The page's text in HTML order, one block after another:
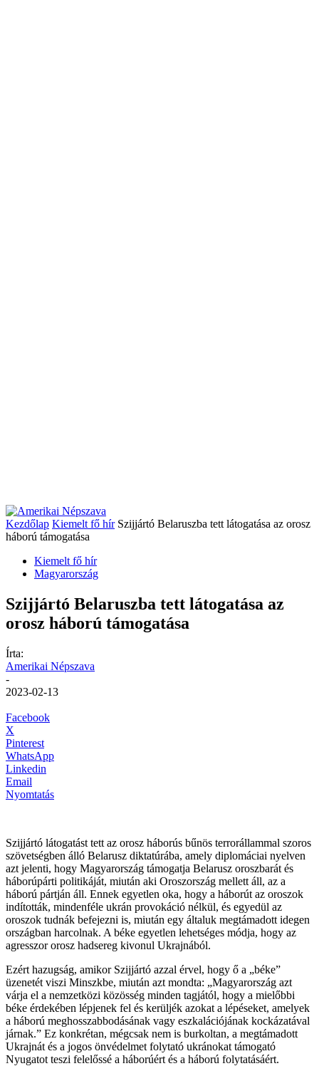
Kezdőlap Kiemelt fő hír Szijjártó Belaruszba tett látogatása az orosz
háború támogatása
Kiemelt fő hír
Magyarország
Szijjártó Belaruszba tett látogatása az
orosz háború támogatása
Írta:
Amerikai Népszava
-
2023-02-13
Facebook
X
Pinterest
WhatsApp
Linkedin
Email
Nyomtatás
Szijjártó látogatást tett az orosz háborús bűnös terrorállammal szoros
szövetségben álló Belarusz diktatúrába, amely diplomáciai nyelven
azt jelenti, hogy Magyarország támogatja Belarusz oroszbarát és
háborúpárti politikáját, miután aki Oroszország mellett áll, az a
háború pártján áll. Ennek egyetlen oka, hogy a háborút az oroszok
indították, mindenféle ukrán provokáció nélkül, és egyedül az
oroszok tudnák befejezni is, miután egy általuk megtámadott idegen
országban harcolnak. A béke egyetlen lehetséges módja, hogy az
agresszor orosz hadsereg kivonul Ukrajnából.
Ezért hazugság, amikor Szijjártó azzal érvel, hogy ő a „béke”
üzenetét viszi Minszkbe, miután azt mondta: „Magyarország azt
várja el a nemzetközi közösség minden tagjától, hogy a mielőbbi
béke érdekében lépjenek fel és kerüljék azokat a lépéseket, amelyek
a háború meghosszabbodásának vagy eszkalációjának kockázatával
járnak.” Ez konkrétan, mégcsak nem is burkoltan, a megtámadott
Ukrajnát és a jogos önvédelmet folytató ukránokat támogató
Nyugatot teszi felelőssé a háborúért és a háború folytatásáért.